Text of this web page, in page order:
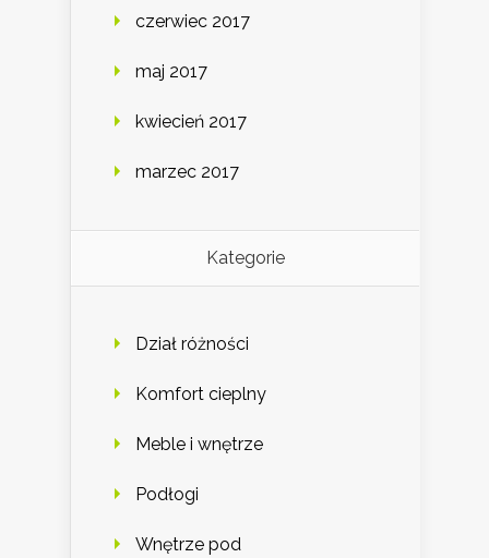
czerwiec 2017
maj 2017
kwiecień 2017
marzec 2017
Kategorie
Dział różności
Komfort cieplny
Meble i wnętrze
Podłogi
Wnętrze pod